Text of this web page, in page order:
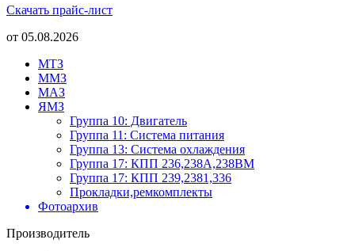
Скачать прайс-лист
от 05.08.2026
МТЗ
ММЗ
МАЗ
ЯМЗ
Группа 10: Двигатель
Группа 11: Система питания
Группа 13: Система охлаждения
Группа 17: КПП 236,238А,238ВМ
Группа 17: КПП 239,2381,336
Прокладки,ремкомплекты
Фотоархив
Производитель